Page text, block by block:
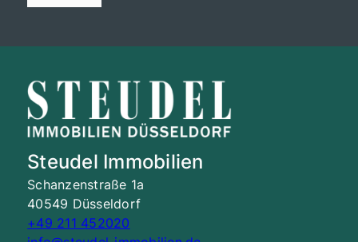
Steudel Immobilien
Schanzenstraße 1a
40549 Düsseldorf
+49 211 452020